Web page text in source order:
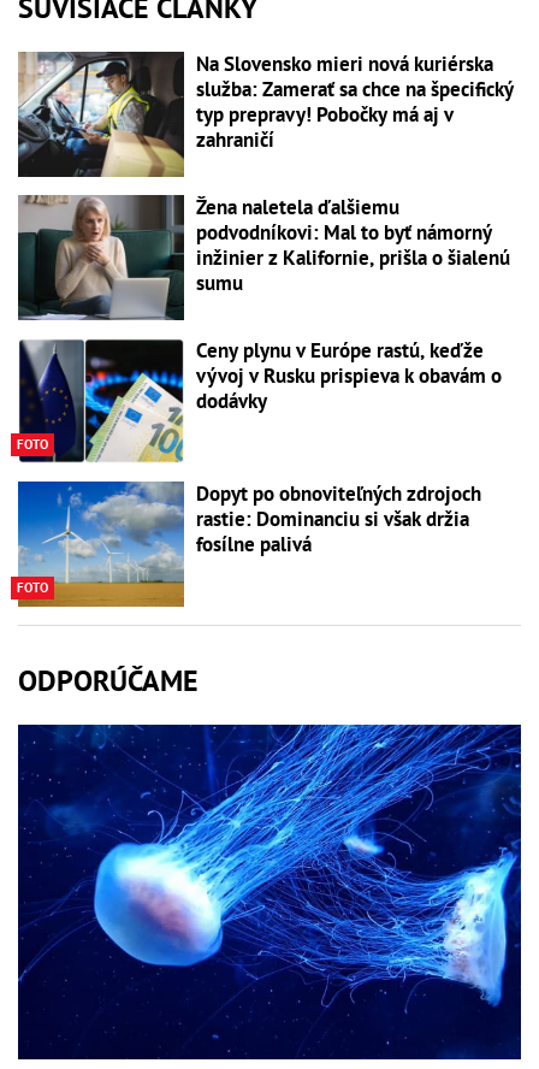
SÚVISIACE ČLÁNKY
Na Slovensko mieri nová kuriérska
služba: Zamerať sa chce na špecifický
typ prepravy! Pobočky má aj v
zahraničí
Žena naletela ďalšiemu
podvodníkovi: Mal to byť námorný
inžinier z Kalifornie, prišla o šialenú
sumu
FOTO
Ceny plynu v Európe rastú, keďže
vývoj v Rusku prispieva k obavám o
dodávky
FOTO
Dopyt po obnoviteľných zdrojoch
rastie: Dominanciu si však držia
fosílne palivá
ODPORÚČAME